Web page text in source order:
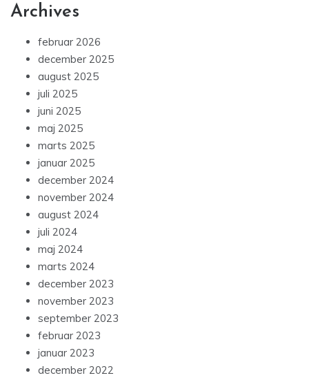
Archives
februar 2026
december 2025
august 2025
juli 2025
juni 2025
maj 2025
marts 2025
januar 2025
december 2024
november 2024
august 2024
juli 2024
maj 2024
marts 2024
december 2023
november 2023
september 2023
februar 2023
januar 2023
december 2022